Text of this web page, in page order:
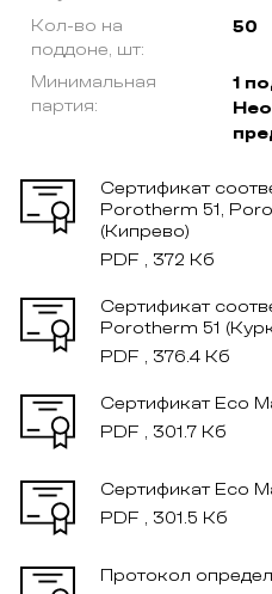
Кол-во на
поддоне, шт:
50
Минимальная
партия:
1
Сертификат
Porotherm 51,
(Кипрево)
PDF , 372 Кб
Сертификат
Рorotherm 51
PDF , 376.4 Кб
Сертификат Eco
PDF , 301.7 Кб
Сертификат Eco
PDF , 301.5 Кб
Протокол